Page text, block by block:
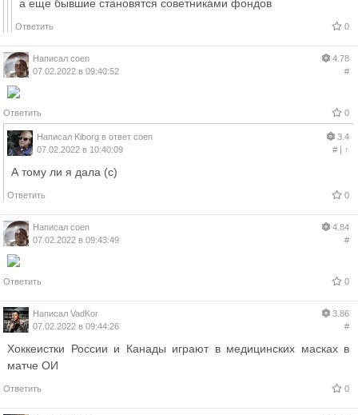
а еще бывшие становятся советниками фондов
Ответить 0
Написал coen
07.02.2022 в 09:40:52
4.78
#
Ответить 0
Написал Kiborg в ответ coen
07.02.2022 в 10:40:09
3.4
#| ↑
А тому ли я дала (с)
Ответить 0
Написал coen
07.02.2022 в 09:43:49
4.84
#
Ответить 0
Написал VadKor
07.02.2022 в 09:44:26
3.86
#
Хоккеистки России и Канады играют в медицинских масках в
матче ОИ
Ответить 0